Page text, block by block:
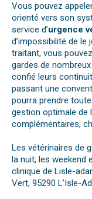
Vous pouvez
orienté vers son
service d’urgence
d’impossibilité de le
traitant, vous
gardes de
confié leurs
passant une
pourra prendre
gestion optimale de
complémentaires,
Les vétérinaires de
la nuit, les weekend
clinique de Lisle-
Vert, 95290 L’Isle-